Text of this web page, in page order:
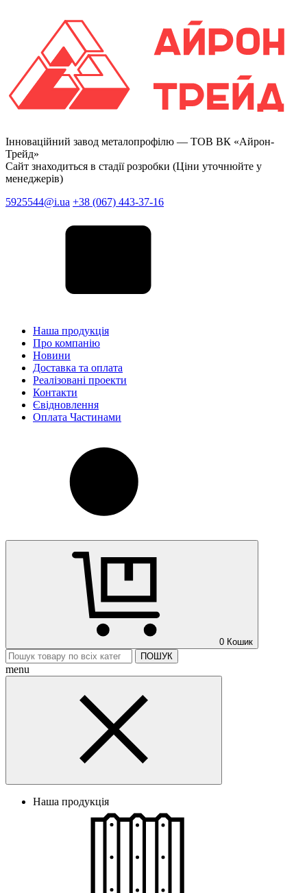
Інноваційний завод металопрофілю — ТОВ ВК «Айрон-
Трейд»
Сайт знаходиться в стадії розробки (Ціни уточнюйте у
менеджерів)
5925544@i.ua +38 (067) 443-37-16
Наша продукція
Про компанію
Новини
Доставка та оплата
Реалізовані проекти
Контакти
Євідновлення
Оплата Частинами
0 Кошик
ПОШУК
menu
Наша продукція